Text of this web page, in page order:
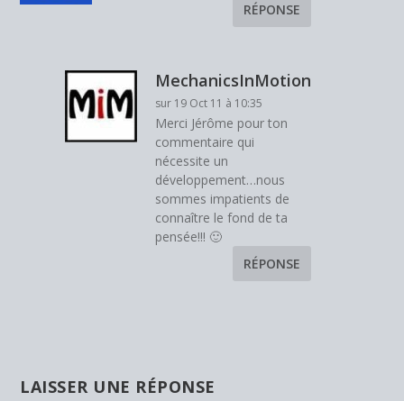
RÉPONSE
MechanicsInMotion
sur 19 Oct 11 à 10:35
Merci Jérôme pour ton
commentaire qui
nécessite un
développement…nous
sommes impatients de
connaître le fond de ta
pensée!!! 🙂
RÉPONSE
LAISSER UNE RÉPONSE